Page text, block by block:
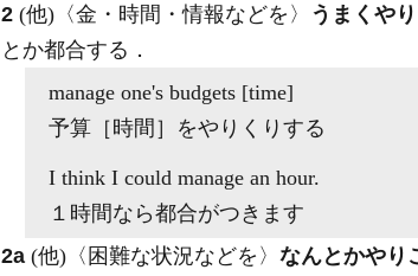
2 (他) 〈金・時間・情報などを〉 うまくや
とか都合する ．
manage one's budgets [time]
予算［時間］をやりくりする
I think I could manage an hour.
１時間なら都合がつきます
2a (他) 〈困難な状況などを〉 なんとかやり